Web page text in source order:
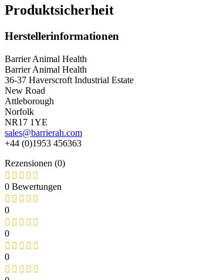
Produktsicherheit
Herstellerinformationen
Barrier Animal Health
Barrier Animal Health
36-37 Haverscroft Industrial Estate
New Road
Attleborough
Norfolk
NR17 1YE
sales@barrierah.com
+44 (0)1953 456363
Rezensionen (0)
0 Bewertungen
0
0
0